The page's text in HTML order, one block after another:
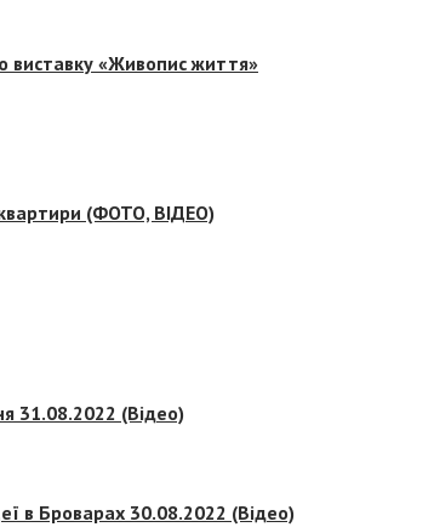
виставку «Живопис життя»
(ФОТО, ВІДЕО)
31.08.2022 (Відео)
в Броварах 30.08.2022 (Відео)